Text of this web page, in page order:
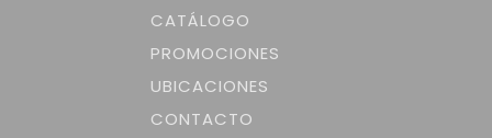
CATÁLOGO
PROMOCIONES
UBICACIONES
CONTACTO